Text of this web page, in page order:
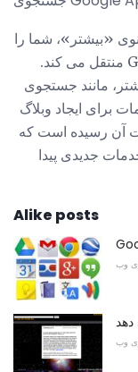
«بیشتر»، شما را
به لیستی از لیست بیشتر محصولات Google منتقل می کند.
مانند جستجوی
برای ایجاد وبلاگ
آن رسیده است که
جدیدی پیدا
Alike posts
وب
وب